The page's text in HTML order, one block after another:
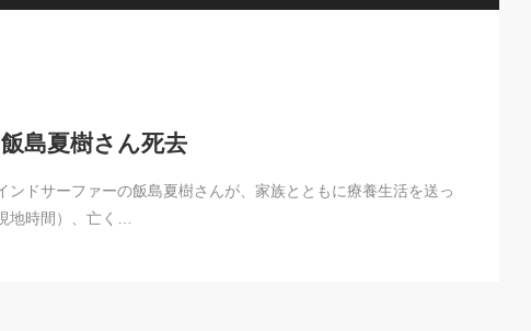
島夏樹さん死去
ドサーファーの飯島夏樹さんが、家族とともに療養生活を送っ
地時間）、亡く…